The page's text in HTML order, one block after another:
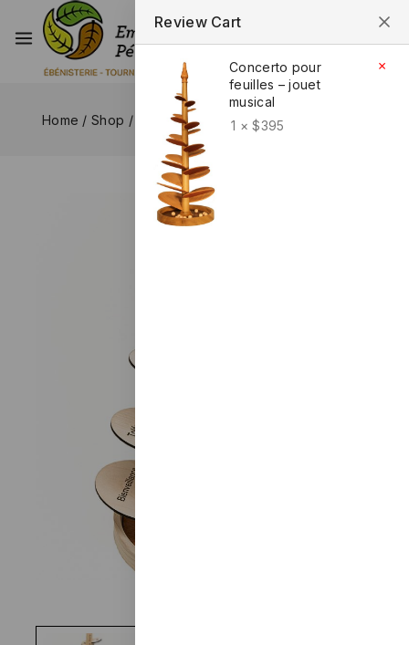
Home / Shop / Curiosities Arbre de l’Amitié musical
Review Cart
×
Concerto pour
feuilles – jouet
musical
1 ×$395